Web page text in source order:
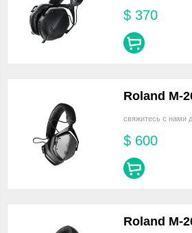
$ 370
Roland M-
свяжитесь с нами
$ 600
Roland M-